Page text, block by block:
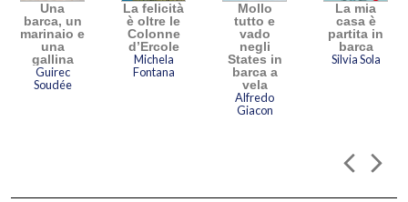
Una
barca, un
marinaio e
una
gallina
Guirec
Soudée
La felicità
è oltre le
Colonne
d’Ercole
Michela
Fontana
Mollo
tutto e
vado
negli
States in
barca a
vela
Alfredo
Giacon
La mia
casa è
partita in
barca
Silvia Sola